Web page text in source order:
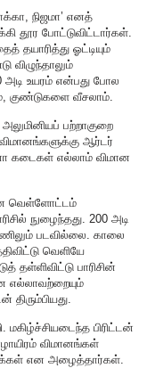
நிஜமா’ எனத்
தூர போட்டுவிட்டார்கள்.
தயாரித்து ஓட்டியும்
விழுந்தாலும்
அடி உயரம் என்பது போல
குண்டுகளை வீசலாம்.
பற்றாகுறை
ஆர்டர்
கடைகள் எல்லாம் விமான
வெள்ளோட்டம்
நுழைந்தது. 200 அடி
படவில்லை. காலை
வெளியே
தள்ளிவிட்டு பாரிசின்
எல்லாவற்றையும்
திரும்பியது.
பிரிட்டன்
விமானங்கள்
என அழைத்தார்கள்.